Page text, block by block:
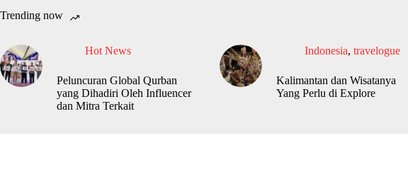
Trending now
Hot News
Peluncuran Global Qurban
yang Dihadiri Oleh Influencer
dan Mitra Terkait
Indonesia, travelogue
Kalimantan dan Wisatanya
Yang Perlu di Explore